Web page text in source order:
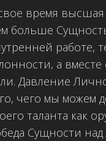
время
больше
работе,
а
Давление
чего мы можем
таланта как
Сущности